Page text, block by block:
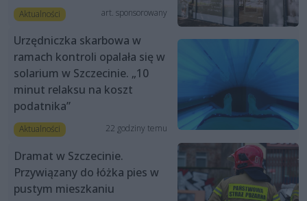
Aktualności art. sponsorowany
Urzędniczka skarbowa w
ramach kontroli opalała się w
solarium w Szczecinie. „10
minut relaksu na koszt
podatnika”
Aktualności 22 godziny temu
Dramat w Szczecinie.
Przywiązany do łóżka pies w
pustym mieszkaniu